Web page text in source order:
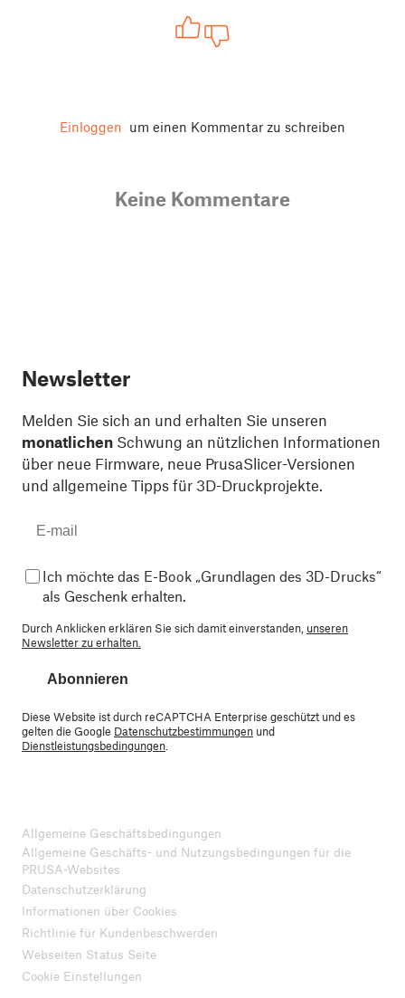
Einloggen um einen Kommentar zu schreiben
Keine Kommentare
Newsletter
Melden Sie sich an und erhalten Sie unseren
monatlichen Schwung an nützlichen Informationen
über neue Firmware, neue PrusaSlicer-Versionen
und allgemeine Tipps für 3D-Druckprojekte.
Ich möchte das E-Book „Grundlagen des 3D-Drucks“
als Geschenk erhalten.
Durch Anklicken erklären Sie sich damit einverstanden, unseren
Newsletter zu erhalten.
Abonnieren
Diese Website ist durch reCAPTCHA Enterprise geschützt und es
gelten die Google Datenschutzbestimmungen und
Dienstleistungsbedingungen
Allgemeine Geschäftsbedingungen
Allgemeine Geschäfts- und Nutzungsbedingungen für die
PRUSA-Websites
Datenschutzerklärung
Informationen über Cookies
Richtlinie für Kundenbeschwerden
Webseiten Status Seite
Cookie Einstellungen